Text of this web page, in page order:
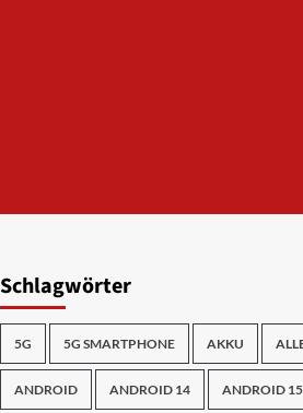
Schlagwörter
5G 5G SMARTPHONE AKKU
ANDROID ANDROID 14 ANDROID 15